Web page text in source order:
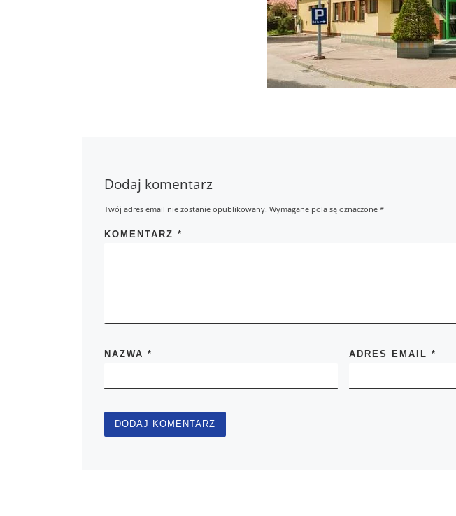
Dodaj komentarz
Twój adres email nie zostanie opublikowany. Wymagane pola są oznaczone*
KOMENTARZ*
NAZWA* ADRES EMAIL*